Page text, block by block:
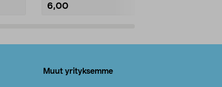
6,00
Muut yrityksemme